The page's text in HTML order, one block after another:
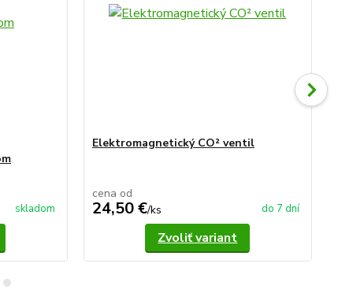
skladom
Elektromagnetický CO² ventil
cena od
24,50 €/ks do 7 dní
Zvoliť variant